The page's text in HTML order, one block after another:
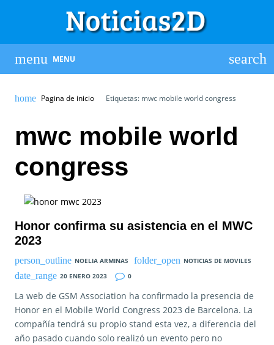
MENU
Pagina de inicio Etiquetas: mwc mobile world congress
mwc mobile world
congress
Honor confirma su asistencia en el MWC
2023
NOELIA ARMINAS
NOTICIAS DE MOVILES
20 ENERO 2023
0
La web de GSM Association ha confirmado la presencia de
Honor en el Mobile World Congress 2023 de Barcelona. La
compañía tendrá su propio stand esta vez, a diferencia del
año pasado cuando solo realizó un evento pero no